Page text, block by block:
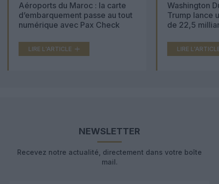
Aéroports du Maroc : la carte
d’embarquement passe au tout
numérique avec Pax Check
LIRE L'ARTICLE
Washington
Trump lance
de 22,5
LIRE
NEWSLETTER
Recevez notre actualité, directement dans votre boîte
mail.